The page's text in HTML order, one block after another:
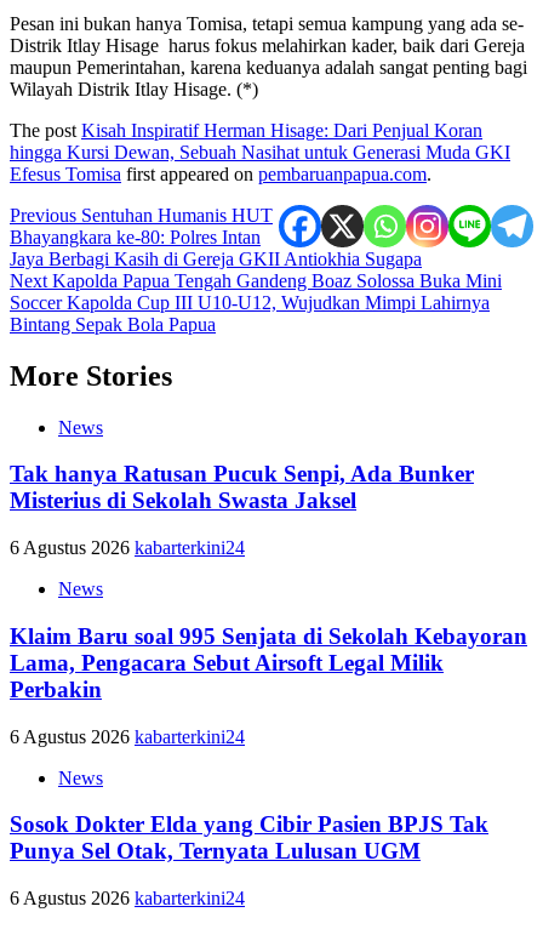
Pesan ini bukan hanya Tomisa, tetapi semua kampung yang ada se-
Distrik Itlay Hisage harus fokus melahirkan kader, baik dari Gereja
maupun Pemerintahan, karena keduanya adalah sangat penting bagi
Wilayah Distrik Itlay Hisage. (*)
The post Kisah Inspiratif Herman Hisage: Dari Penjual Koran
hingga Kursi Dewan, Sebuah Nasihat untuk Generasi Muda GKI
Efesus Tomisa first appeared on pembaruanpapua.com.
Post
navigation
Previous Sentuhan Humanis HUT
Bhayangkara ke-80: Polres Intan
Jaya Berbagi Kasih di Gereja GKII Antiokhia Sugapa
Next Kapolda Papua Tengah Gandeng Boaz Solossa Buka Mini
Soccer Kapolda Cup III U10-U12, Wujudkan Mimpi Lahirnya
Bintang Sepak Bola Papua
More Stories
News
Tak hanya Ratusan Pucuk Senpi, Ada Bunker
Misterius di Sekolah Swasta Jaksel
6 Agustus 2026 kabarterkini24
News
Klaim Baru soal 995 Senjata di Sekolah Kebayoran
Lama, Pengacara Sebut Airsoft Legal Milik
Perbakin
6 Agustus 2026 kabarterkini24
News
Sosok Dokter Elda yang Cibir Pasien BPJS Tak
Punya Sel Otak, Ternyata Lulusan UGM
6 Agustus 2026 kabarterkini24